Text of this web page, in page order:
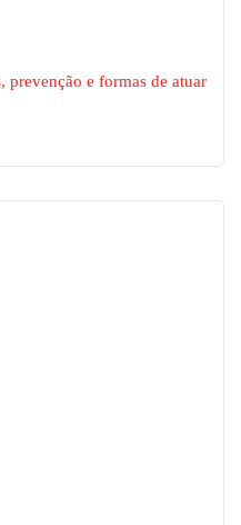
prevenção e formas de atuar